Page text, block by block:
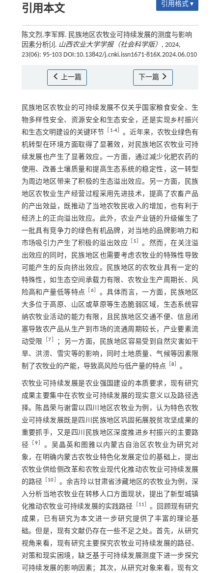
引用本文 引用格式 ▾
陈文烈,李军辉. 民族地区农牧业可持续发展的测度与影响
因素分析[J]. 山西农业大学学报（社会科学版） , 2024,
23(06): 95-103 DOI:10.13842/j.cnki.issn1671-816X.2024.06.010
上一篇 下一篇
民族地区农牧业的可持续发展不仅关乎国家粮食安全、生
物多样性安全、资源安全和生态安全，还是实现乡村振兴
和生态文明建设的关键环节
1⁃4］ 。近年来，农牧业绿色有
机转型在环境方面取得了显著效，对民族地区农牧业可持
续发展也产生了显著效应。一方面，通过减少化肥农药的
使用、改善土壤质量和提高生态系统的稳定性，这一转型
为周边地区带来了积极的生态溢出效应。另一方面，民族
地区农牧业生产经营过程采用先进技术，提高了农畜产品
的产出效益，既推动了当地农牧民收入的增加，也有利于
经济上的正向溢出效应。此外，农业产业链的升级催生了
一批具有竞争力的绿色有机品牌，对当地的品牌影响力和
市场吸引力产生了积极的溢出效应
5
。然而，在关注溢
出效应的同时，民族地区也需要考虑农牧业的特殊性导致
可能产生的反向挤出效应。民族地区的农牧业具有一定的
特殊性，如生态空间承载力有限、农牧业生产周期长、风
险高和产量低等特点
6］ 。具体而言，一方面，民族地区
大多位于高原、山区或草原等生态脆弱区域，生态系统容
纳农牧业活动的能力有限，且民族地区交通不便、信息闭
塞导致农产品从生产到市场的流通周期较长，产业要素流
动受限 ［7
；另一方面，民族地区容易受到自然灾害如干
旱、洪涝、雪灾等的影响，同时土地质量、气候等因素限
制了农牧业的产能，导致高风险与低产量的特点
8 。
农牧业可持续发展是农业强国建设的本质要求，现有研究
成果主要集中在农牧业可持续发展的现实意义以及路径选
择。陈昌荣与谢雷以四川地区农牧业为例，认为特色农牧
业可持续发展既是四川民族地区巩固拓展脱贫攻坚成果的
重要抓手，又是四川民族地区深度推进乡村振兴的主要路
径
9］ 。吴晶英和图雅以内蒙古自治区农牧业为研究对
象，在明确内蒙古农牧业特色化发展定位的基础上，提出
农牧业供给侧改革和农牧业现代化推动农牧业可持续发展
的路径
10
。余吉玲以甘肃省涉藏地区的农牧业为例，深
入分析当地农牧业在转移人口方面现状，提出了新型城镇
化推动农牧业可持续发展的实践路径
11
。回顾现有研究
成果，已有研究为本文进一步研究提供了丰富的理论基
础。但是，现有文献仍存在一些不足之处。首先，从研究
视角来看，现有研究主要探究农牧业可持续发展的路径、
对策和现实困境，缺乏基于可持续发展测度下进一步探究
可持续发展的影响因素；其次，从研究对象来看，现有文